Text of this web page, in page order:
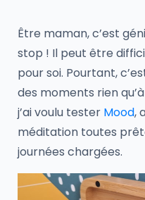
Être maman, c’est
stop ! Il peut être
pour soi. Pourtant,
des moments rien
j’ai voulu tester Mood,
méditation toutes
journées chargées.